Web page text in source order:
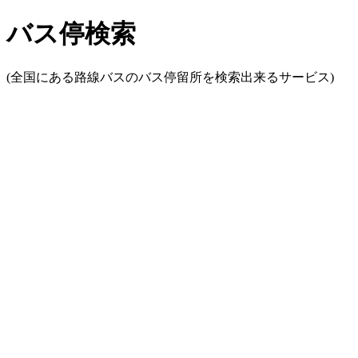
バス停検索
(全国にある路線バスのバス停留所を検索出来るサービス)